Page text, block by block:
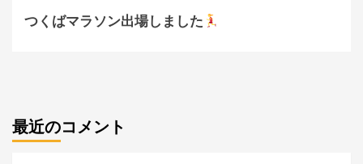
つくばマラソン出場しました
最近のコメント